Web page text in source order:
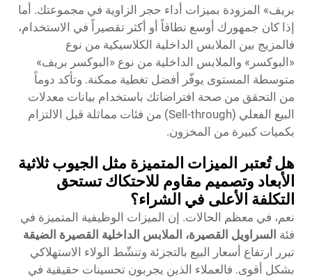
بريف» المزودة بميزات أداء حجر الزاوية في مجموعتك. أما
إذا كان جمهورك أوسع نطاقاً أو أكثر تقصيراً في الاستخدام،
فالمزيج بين الملابس الداخلية الكلاسيكية من نوع
«البوكسر» والملابس الداخلية من نوع «البوكسر بريف»
متوسطة المستوى يوفّر أفضل تغطية ممكنة. وتأكد دوماً
من التحقق من صحة افتراضاتك باستخدام بيانات معدلات
البيع الفعلي (Sell-through) من فئات مماثلة قبل الالتزام
بكميات كبيرة من المخزون.
هل تُعتبر الميزات المتميزة مثل الجيوب ثلاثية
الأبعاد وتصميم مقاوم للاحتكاك تستحق
التكلفة الأعلى في الشراء؟
نعم، في معظم الحالات. إن الميزات الوظيفية المتميزة في
فئة السراويل القصيرة، الملابس الداخلية القصيرة الضيقة
تبرر ارتفاع أسعار البيع بالتجزئة وتنشّط الولاء الاستهلاكي
بشكل أقوى. فالعملاء الذين يجربون تحسينات حقيقية في